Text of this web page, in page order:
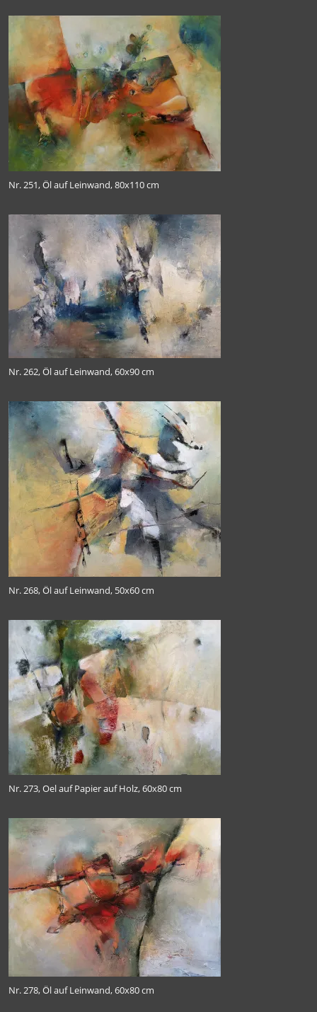
Nr. 251, Öl auf Leinwand, 80x110 cm
Nr. 262, Öl auf Leinwand, 60x90 cm
Nr. 268, Öl auf Leinwand, 50x60 cm
Nr. 273, Oel auf Papier auf Holz, 60x80 cm
Nr. 278, Öl auf Leinwand, 60x80 cm